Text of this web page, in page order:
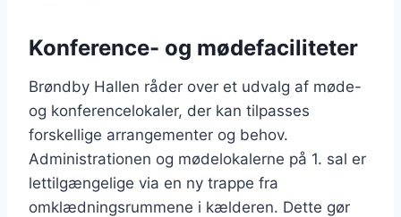
Konference- og mødefaciliteter
Brøndby Hallen råder over et udvalg af møde-
og konferencelokaler, der kan tilpasses
forskellige arrangementer og behov.
Administrationen og mødelokalerne på 1. sal er
lettilgængelige via en ny trappe fra
omklædningsrummene i kælderen. Dette gør